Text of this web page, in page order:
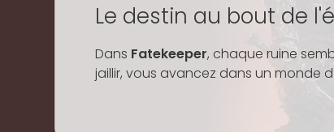
Le destin au bout de
Dans Fatekeeper, chaque ruine
jaillir, vous avancez dans un monde